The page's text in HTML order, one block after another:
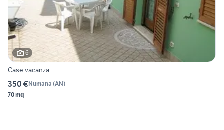
6
Case vacanza
350 €Numana (AN)
70 mq